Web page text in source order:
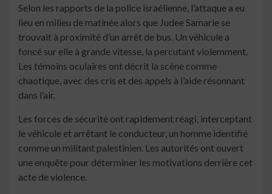
Selon les rapports de la police israélienne, l’attaque a eu
lieu en milieu de matinée alors que Judee Samarie se
trouvait à proximité d’un arrêt de bus. Un véhicule a
foncé sur elle à grande vitesse, la percutant violemment.
Les témoins oculaires ont décrit la scène comme
chaotique, avec des cris et des appels à l’aide résonnant
dans l’air.
Les forces de sécurité ont rapidement réagi, interceptant
le véhicule et arrêtant le conducteur, un homme identifié
comme un militant palestinien. Les autorités ont ouvert
une enquête pour déterminer les motivations derrière cet
acte de violence.